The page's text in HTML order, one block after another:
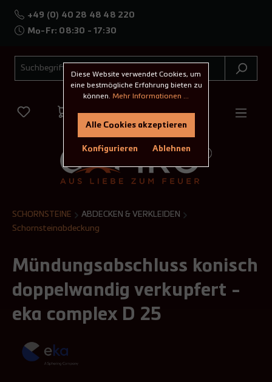
+49 (0) 40 28 48 48 220
Mo-Fr: 08:30 - 17:30
SCHORNSTEINE
ABDECKEN & VERKLEIDEN
Schornsteinabdeckung
Mündungsabschluss konisch
doppelwandig verkupfert -
eka complex D 25
Diese Website verwendet Cookies, um
eine bestmögliche Erfahrung bieten zu
können. Mehr Informationen ...
Ablehnen
Konfigurieren
Alle Cookies akzeptieren